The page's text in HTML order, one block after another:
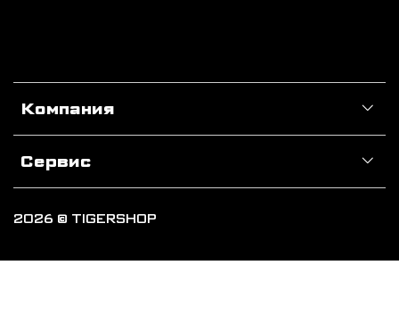
Компания
Сервис
2026 © TIGERSHOP